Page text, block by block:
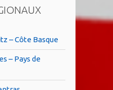
– Côte Basque
– Pays de